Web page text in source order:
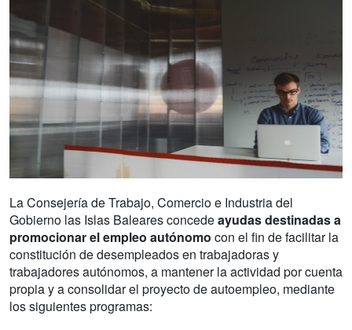
La Consejería de Trabajo, Comercio e Industria del
Gobierno las Islas Baleares concedeayudas destinadas a
promocionar el empleo autónomo con el fin de facilitar la
constitución de desempleados en trabajadoras y
trabajadores autónomos, a mantener la actividad por cuenta
propia y a consolidar el proyecto de autoempleo, mediante
los siguientes programas: